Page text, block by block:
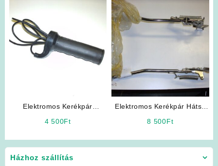
Házhoz szállítás
Elektromos Kerékpár
4 500Ft
Elektromos Kerékpár Hátsó
8 500Ft